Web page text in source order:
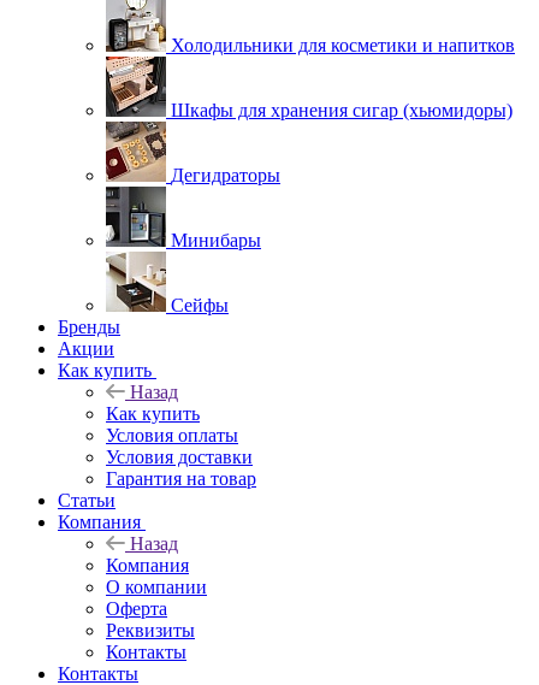
Холодильники для косметики и напитков
Шкафы для хранения сигар (хьюмидоры)
Дегидраторы
Минибары
Сейфы
Бренды
Акции
Как купить
Назад
Как купить
Условия оплаты
Условия доставки
Гарантия на товар
Статьи
Компания
Назад
Компания
О компании
Оферта
Реквизиты
Контакты
Контакты